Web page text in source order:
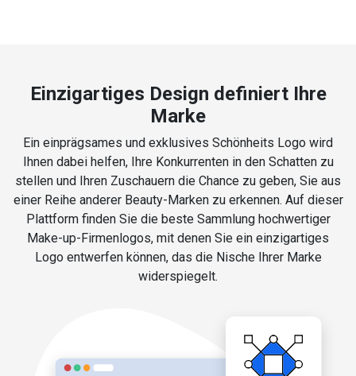
Einzigartiges Design definiert Ihre
Marke
Ein einprägsames und exklusives Schönheits Logo wird
Ihnen dabei helfen, Ihre Konkurrenten in den Schatten zu
stellen und Ihren Zuschauern die Chance zu geben, Sie aus
einer Reihe anderer Beauty-Marken zu erkennen. Auf dieser
Plattform finden Sie die beste Sammlung hochwertiger
Make-up-Firmenlogos, mit denen Sie ein einzigartiges
Logo entwerfen können, das die Nische Ihrer Marke
widerspiegelt.